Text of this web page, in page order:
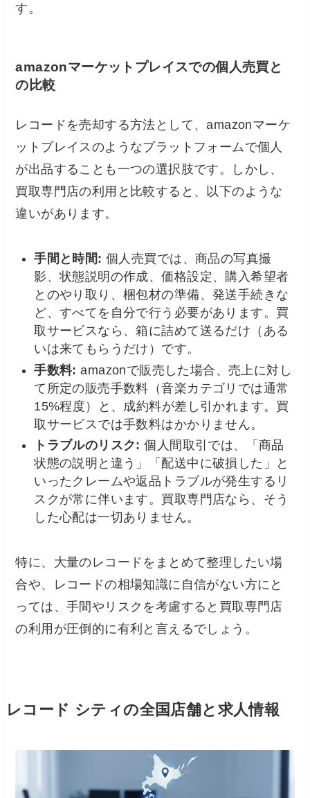
す。
amazonマーケットプレイスでの個人売買と
の比較
レコードを売却する方法として、amazonマーケ
ットプレイスのようなプラットフォームで個人
が出品することも一つの選択肢です。しかし、
買取専門店の利用と比較すると、以下のような
違いがあります。
手間と時間: 個人売買では、商品の写真撮
影、状態説明の作成、価格設定、購入希望者
とのやり取り、梱包材の準備、発送手続きな
ど、すべてを自分で行う必要があります。買
取サービスなら、箱に詰めて送るだけ（ある
いは来てもらうだけ）です。
手数料: amazonで販売した場合、売上に対し
て所定の販売手数料（音楽カテゴリでは通常
15%程度）と、成約料が差し引かれます。買
取サービスでは手数料はかかりません。
トラブルのリスク: 個人間取引では、「商品
状態の説明と違う」「配送中に破損した」と
いったクレームや返品トラブルが発生するリ
スクが常に伴います。買取専門店なら、そう
した心配は一切ありません。
特に、大量のレコードをまとめて整理したい場
合や、レコードの相場知識に自信がない方にと
っては、手間やリスクを考慮すると買取専門店
の利用が圧倒的に有利 と言えるでしょう。
レコード シティの全国店舗と求人情報